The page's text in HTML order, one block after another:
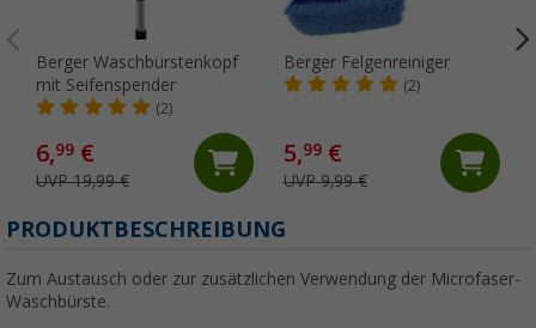
Berger Waschbürstenkopf
mit Seifenspender
(2)
6,99 €
UVP 19,99 €
Berger Felgenreiniger
(2)
5,99€
UVP 9,99 €
PRODUKTBESCHREIBUNG
Zum Austausch oder zur zusätzlichen Verwendung der Microfaser-
Waschbürste.